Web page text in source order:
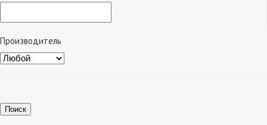
Производитель
Поиск